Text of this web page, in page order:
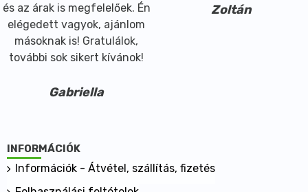
és az árak is megfelelőek. Én
elégedett vagyok, ajánlom
másoknak is! Gratulálok,
további sok sikert kívánok!
Gabriella
Zoltán
INFORMÁCIÓK
Információk - Átvétel, szállítás, fizetés